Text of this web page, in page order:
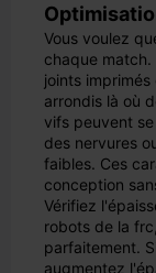
Vous voulez
chaque
joints
arrondis là où
vifs peuvent
des nervures
faibles. Ces
conception
Vérifiez
robots de la
parfaitement.
augmentez